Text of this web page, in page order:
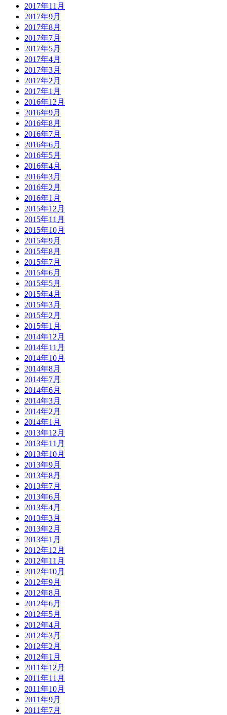
2017年11月
2017年9月
2017年8月
2017年7月
2017年5月
2017年4月
2017年3月
2017年2月
2017年1月
2016年12月
2016年9月
2016年8月
2016年7月
2016年6月
2016年5月
2016年4月
2016年3月
2016年2月
2016年1月
2015年12月
2015年11月
2015年10月
2015年9月
2015年8月
2015年7月
2015年6月
2015年5月
2015年4月
2015年3月
2015年2月
2015年1月
2014年12月
2014年11月
2014年10月
2014年8月
2014年7月
2014年6月
2014年3月
2014年2月
2014年1月
2013年12月
2013年11月
2013年10月
2013年9月
2013年8月
2013年7月
2013年6月
2013年4月
2013年3月
2013年2月
2013年1月
2012年12月
2012年11月
2012年10月
2012年9月
2012年8月
2012年6月
2012年5月
2012年4月
2012年3月
2012年2月
2012年1月
2011年12月
2011年11月
2011年10月
2011年9月
2011年7月